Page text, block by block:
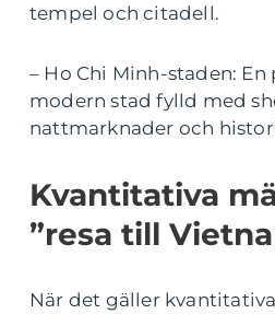
tempel och citadell.
– Ho Chi Minh-staden: En
modern stad fylld med
nattmarknader och
Kvantitativa
”resa till
När det gäller